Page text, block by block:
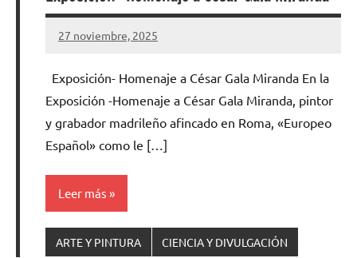
27 noviembre, 2025
Cuidasdeti
3
Exposición- Homenaje a César Gala Miranda En la
Exposición -Homenaje a César Gala Miranda, pintor
y grabador madrileño afincado en Roma, «Europeo
Español» como le […]
Leer más
ARTE Y PINTURA CIENCIA Y DIVULGACIÓN